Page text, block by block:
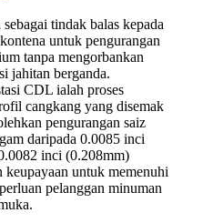
tindak balas kepada
untuk pengurangan
tanpa mengorbankan
jahitan berganda.
CDL ialah proses
cangkang yang disemak
pengurangan saiz
daripada 0.0085 inci
inci (0.208mm)
keupayaan untuk memenuhi
pelanggan minuman